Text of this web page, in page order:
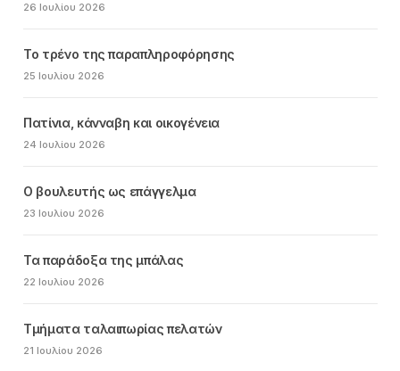
26 Ιουλίου 2026
Το τρένο της παραπληροφόρησης
25 Ιουλίου 2026
Πατίνια, κάνναβη και οικογένεια
24 Ιουλίου 2026
Ο βουλευτής ως επάγγελμα
23 Ιουλίου 2026
Τα παράδοξα της μπάλας
22 Ιουλίου 2026
Τμήματα ταλαιπωρίας πελατών
21 Ιουλίου 2026